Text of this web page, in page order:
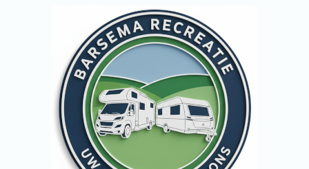
Cookievoorkeuren zijn momenteel gesloten.